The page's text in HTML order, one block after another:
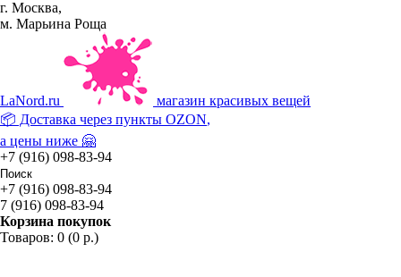
г. Москва,
м. Марьина Роща
LaNord.ru
магазин красивых вещей
📦 Доставка через пункты OZON,
а цены ниже 🤗
+7 (916) 098-83-94
+7 (916) 098-83-94
7 (916) 098-83-94
Корзина покупок
Товаров: 0 (0 р.)